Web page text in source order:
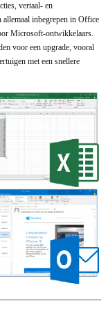
vertaal- en
inbegrepen in Office
Microsoft-ontwikkelaars.
voor een upgrade, vooral
met een snellere